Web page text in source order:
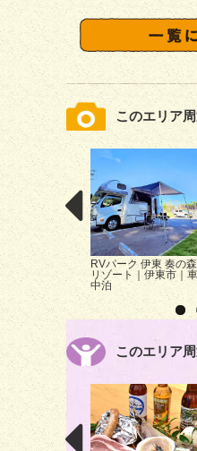
このエリア
RVパーク 伊東 奏の森
リゾート｜伊東市｜車
中泊
このエリア